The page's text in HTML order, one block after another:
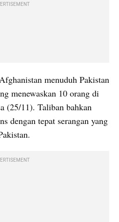
menuduh Pakistan
menewaskan 10 orang di
(25/11). Taliban bahkan
dengan tepat serangan yang